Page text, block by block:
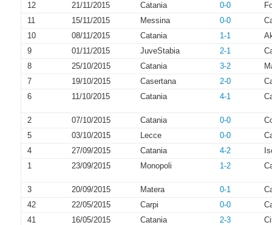
12
21/11/2015 Catania 0-0
11
15/11/2015 Messina 0-0
10
08/11/2015 Catania 1-1
9
01/11/2015 JuveStabia 2-1
8
25/10/2015 Catania 3-2
7
19/10/2015 Casertana 2-0
6
11/10/2015 Catania 4-1
2 07/10/2015 Catania 0-0
5
03/10/2015 Lecce 0-0
4
27/09/2015 Catania 4-2
1
23/09/2015 Monopoli 1-2
3 20/09/2015 Matera 0-1
42
22/05/2015 Carpi 0-0
41
16/05/2015 Catania 2-3